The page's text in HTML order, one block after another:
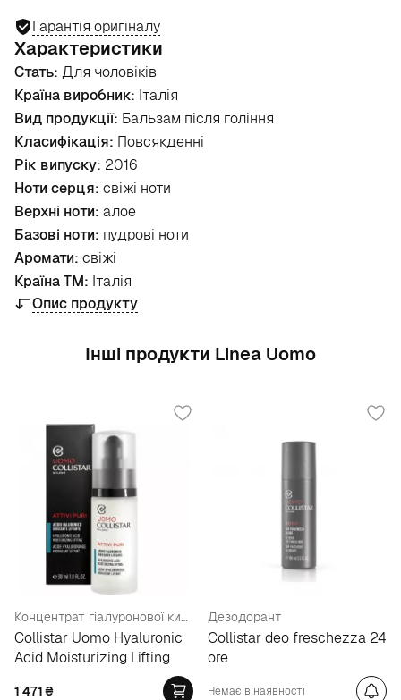
Гарантія оригіналу
Характеристики
Стать: Для чоловіків
Країна виробник: Італія
Вид продукції: Бальзам після гоління
Класифікація: Повсякденні
Рік випуску: 2016
Ноти серця: свіжі ноти
Верхні ноти: алое
Базові ноти: пудрові ноти
Аромати: свіжі
Країна ТМ: Італія
Опис продукту
Інші продукти Linea Uomo
Концентрат гіалуронової кислоти
Collistar Uomo Hyaluronic
Acid Moisturizing Lifting
1 471₴
Дезодорант
Collistar deo freschezza 24
ore
Немає в наявності